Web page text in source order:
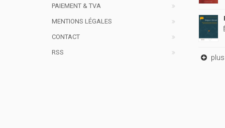
PAIEMENT & TVA
MENTIONS LÉGALES
CONTACT
RSS